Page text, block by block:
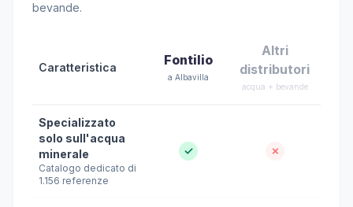
bevande.
Caratteristica Fontilio
a Albavilla
Altri
distributori
acqua + bevande
Specializzato
solo sull'acqua
minerale
Catalogo dedicato di
1.156 referenze
✓ ✗